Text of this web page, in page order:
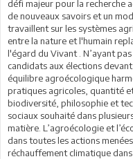
défi majeur pour la recherche
de nouveaux savoirs et un
travaillent sur les systèmes
entre la nature et l'humain
l'égard du Vivant . N’ayant
candidats aux élections
équilibre agroécologique
pratiques agricoles, quantité
biodiversité, philosophie et
sociaux souhaité dans
matière. L’agroécologie et
dans toutes les actions
réchauffement climatique